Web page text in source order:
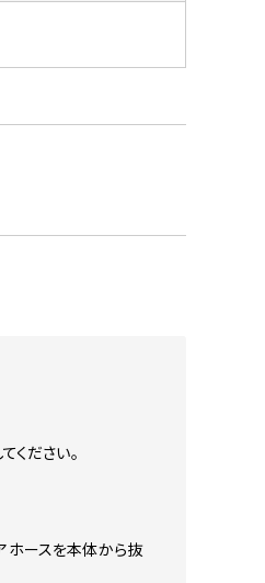
ください。
ホースを本体から抜